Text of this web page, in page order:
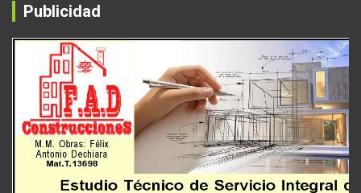
Publicidad